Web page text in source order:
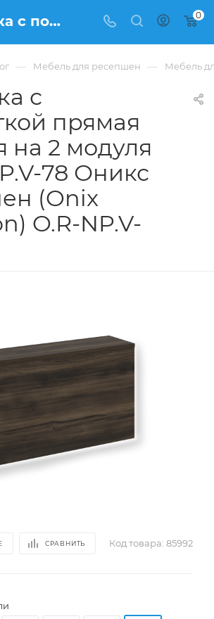
Накладка с подсветкой прямая высокая на 2 модуля O.R-F.MP.V-78 Оникс ресепшен (Onix reception) O.R-NP.V-78.2.S из ЛДСП купить в Москве, цена 14 961 ₽. - интернет-магазин ФРАНКОМ 0
— Мебель для ресепшен — Мебель
с
прямая
на 2 модуля
78 Оникс
(Onix
O.R-NP.V-
СРАВНИТЬ Код товара: 85992